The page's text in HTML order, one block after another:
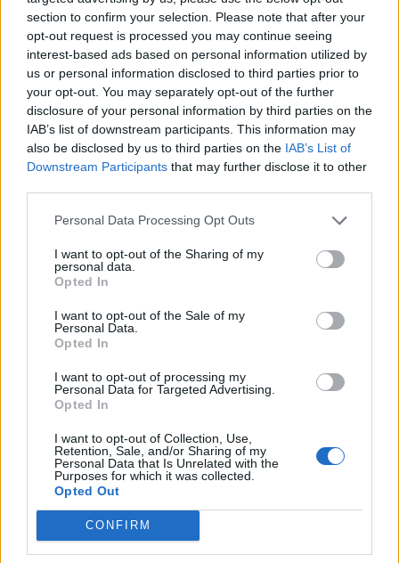
section to confirm your selection. Please note that after your
opt-out request is processed you may continue seeing
interest-based ads based on personal information utilized by
us or personal information disclosed to third parties prior to
your opt-out. You may separately opt-out of the further
disclosure of your personal information by third parties on the
IAB’s list of downstream participants. This information may
also be disclosed by us to third parties on the IAB’s List of
Downstream Participants that may further disclose it to other
Personal Data Processing Opt Outs
I want to opt-out of the Sharing of my
personal data.
Opted In
I want to opt-out of the Sale of my
Personal Data.
Opted In
I want to opt-out of processing my
Personal Data for Targeted Advertising.
Opted In
I want to opt-out of Collection, Use,
Retention, Sale, and/or Sharing of my
Personal Data that Is Unrelated with the
Purposes for which it was collected.
Opted Out
CONFIRM
22.VITALE Edoardo (2007, CUS Milano)
23.MARZOTTO Giovanni (2007, Benetton
Rugby)
24.CHECCUCCI Giovanni (2007, U.R. Firenze)
25.MOLINA Massimo (2007, Rugby Experience
L’Aquila)
26.ZANON Lorenzo (2007, Rugby Petrarca)
Head Coach: Paolo Grassi
Team Manager
Preparatore Atletico
: Daniele Garulli
Medico: Alberto Righi
Fisioterapisti: Barbara Callà, Elena Ostan
Video Analyst